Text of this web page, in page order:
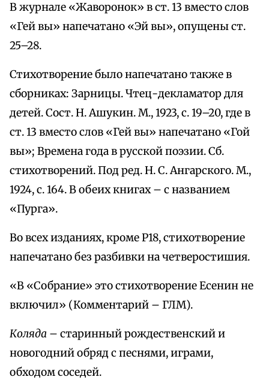
В журнале «Жаворонок» в ст. 13 вместо слов
«Гей вы» напечатано «Эй вы», опущены ст.
25–28.
Стихотворение было напечатано также в
сборниках: Зарницы. Чтец-декламатор для
детей. Сост. Н. Ашукин. М., 1923, с. 19–20, где в
ст. 13 вместо слов «Гей вы» напечатано «Гой
вы»; Времена года в русской поэзии. Сб.
стихотворений. Под ред. Н. С. Ангарского. М.,
1924, с. 164. В обеих книгах – с названием
«Пурга».
Во всех изданиях, кроме Р18, стихотворение
напечатано без разбивки на четверостишия.
«В «Собрание» это стихотворение Есенин не
включил» (Комментарий – ГЛМ).
Коляда – старинный рождественский и
новогодний обряд с песнями, играми,
обходом соседей.